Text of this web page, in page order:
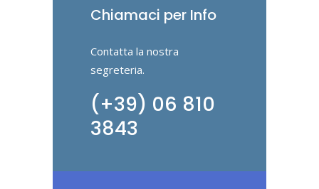
Chiamaci per Info
Contatta la nostra
segreteria.
(+39) 06 810
3843